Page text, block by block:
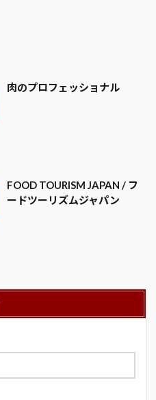
肉のプロフェッショナル
FOOD TOURISM JAPAN / フ
ードツーリズムジャパン